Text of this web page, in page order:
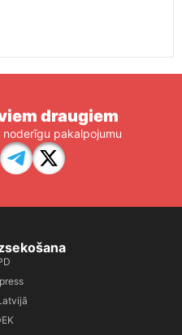
draugiem
pakalpojumu